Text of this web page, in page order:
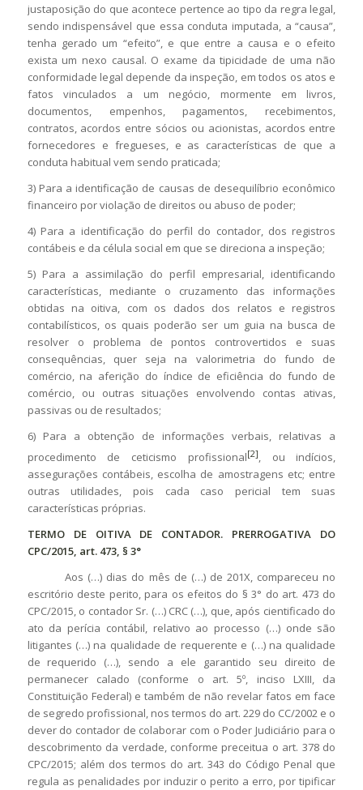
justaposição do que acontece pertence ao tipo da regra legal,
sendo indispensável que essa conduta imputada, a “causa”,
tenha gerado um “efeito”, e que entre a causa e o efeito
exista um nexo causal. O exame da tipicidade de uma não
conformidade legal depende da inspeção, em todos os atos e
fatos vinculados a um negócio, mormente em livros,
documentos, empenhos, pagamentos, recebimentos,
contratos, acordos entre sócios ou acionistas, acordos entre
fornecedores e fregueses, e as características de que a
conduta habitual vem sendo praticada;
3) Para a identificação de causas de desequilíbrio econômico
financeiro por violação de direitos ou abuso de poder;
4) Para a identificação do perfil do contador, dos registros
contábeis e da célula social em que se direciona a inspeção;
5) Para a assimilação do perfil empresarial, identificando
características, mediante o cruzamento das informações
obtidas na oitiva, com os dados dos relatos e registros
contabilísticos, os quais poderão ser um guia na busca de
resolver o problema de pontos controvertidos e suas
consequências, quer seja na valorimetria do fundo de
comércio, na aferição do índice de eficiência do fundo de
comércio, ou outras situações envolvendo contas ativas,
passivas ou de resultados;
6) Para a obtenção de informações verbais, relativas a
procedimento de ceticismo profissional[2], ou indícios,
assegurações contábeis, escolha de amostragens etc; entre
outras utilidades, pois cada caso pericial tem suas
características próprias.
TERMO DE OITIVA DE CONTADOR. PRERROGATIVA DO
CPC/2015, art. 473, § 3°
Aos (…) dias do mês de (…) de 201X, compareceu no
escritório deste perito, para os efeitos do § 3° do art. 473 do
CPC/2015, o contador Sr. (…) CRC (…), que, após cientificado do
ato da perícia contábil, relativo ao processo (…) onde são
litigantes (…) na qualidade de requerente e (…) na qualidade
de requerido (…), sendo a ele garantido seu direito de
permanecer calado (conforme o art. 5º, inciso LXIII, da
Constituição Federal) e também de não revelar fatos em face
de segredo profissional, nos termos do art. 229 do CC/2002 e o
dever do contador de colaborar com o Poder Judiciário para o
descobrimento da verdade, conforme preceitua o art. 378 do
CPC/2015; além dos termos do art. 343 do Código Penal que
regula as penalidades por induzir o perito a erro, por tipificar